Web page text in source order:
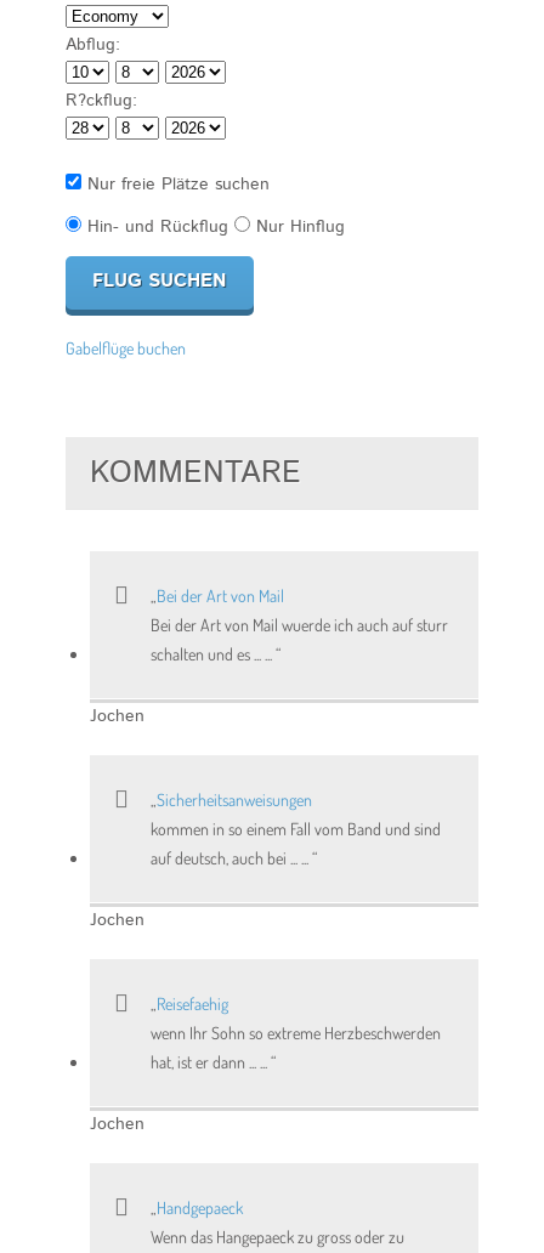
Abflug:
R?ckflug:
Nur freie Plätze suchen
Hin- und Rückflug
Nur Hinflug
Gabelflüge buchen
KOMMENTARE
Bei der Art von Mail
Bei der Art von Mail wuerde ich auch auf sturr
schalten und es ... ...
Jochen
Sicherheitsanweisungen
kommen in so einem Fall vom Band und sind
auf deutsch, auch bei ... ...
Jochen
Reisefaehig
wenn Ihr Sohn so extreme Herzbeschwerden
hat, ist er dann ... ...
Jochen
Handgepaeck
Wenn das Hangepaeck zu gross oder zu